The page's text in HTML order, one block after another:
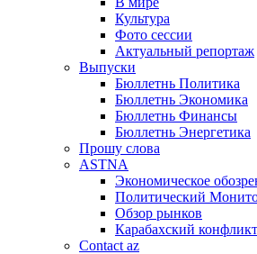
Культура
Фото сессии
Актуальный репортаж
Выпуски
Бюллетнь Политика
Бюллетнь Экономика
Бюллетнь Финансы
Бюллетнь Энергетика
Прошу слова
ASTNA
Экономическое
Политический
Обзор рынков
Карабахский конфликт
Contact az